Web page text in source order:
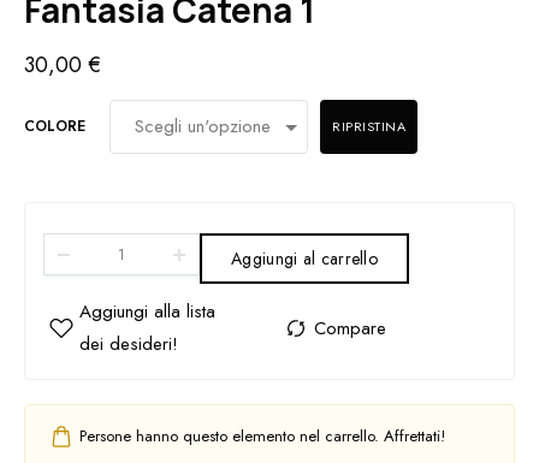
Fantasia Catena 1
30,00€
COLORE RIPRISTINA
Aggiungi al carrello
Persone hanno questo elemento nel carrello. Affrettati!